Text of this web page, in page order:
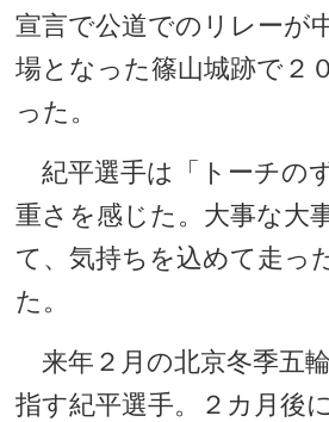
宣言で公道でのリレーが
場となった篠山城跡で２
った。
紀平選手は「トーチの
重さを感じた。大事な大
て、気持ちを込めて走っ
た。
来年２月の北京冬季五
指す紀平選手。２カ月後